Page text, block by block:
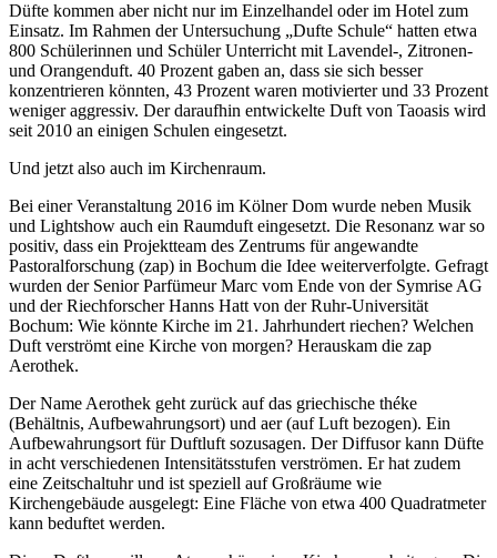
Düfte kommen aber nicht nur im Einzelhandel oder im Hotel zum
Einsatz. Im Rahmen der Untersuchung „Dufte Schule“ hatten etwa
800 Schülerinnen und Schüler Unterricht mit Lavendel-, Zitronen-
und Orangenduft. 40 Prozent gaben an, dass sie sich besser
konzentrieren könnten, 43 Prozent waren motivierter und 33 Prozent
weniger aggressiv. Der daraufhin entwickelte Duft von Taoasis wird
seit 2010 an einigen Schulen eingesetzt.
Und jetzt also auch im Kirchenraum.
Bei einer Veranstaltung 2016 im Kölner Dom wurde neben Musik
und Lightshow auch ein Raumduft eingesetzt. Die Resonanz war so
positiv, dass ein Projektteam des Zentrums für angewandte
Pastoralforschung (zap) in Bochum die Idee weiterverfolgte. Gefragt
wurden der Senior Parfümeur Marc vom Ende von der Symrise AG
und der Riechforscher Hanns Hatt von der Ruhr-Universität
Bochum: Wie könnte Kirche im 21. Jahrhundert riechen? Welchen
Duft verströmt eine Kirche von morgen? Herauskam die zap
Aerothek.
Der Name Aerothek geht zurück auf das griechische théke
(Behältnis, Aufbewahrungsort) und aer (auf Luft bezogen). Ein
Aufbewahrungsort für Duftluft sozusagen. Der Diffusor kann Düfte
in acht verschiedenen Intensitätsstufen verströmen. Er hat zudem
eine Zeitschaltuhr und ist speziell auf Großräume wie
Kirchengebäude ausgelegt: Eine Fläche von etwa 400 Quadratmeter
kann beduftet werden.